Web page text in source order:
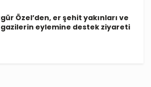
Özel’den, er şehit yakınları ve
eylemine destek ziyareti